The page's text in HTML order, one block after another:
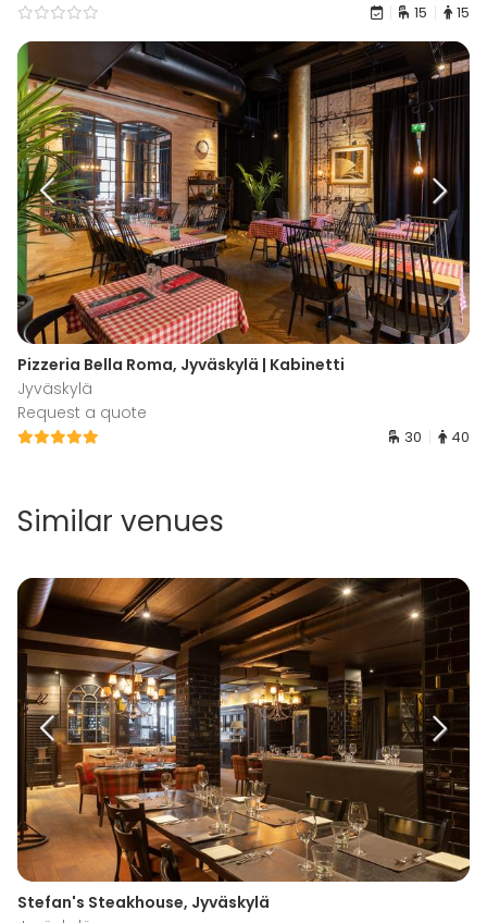
15 15
Pizzeria Bella Roma, Jyväskylä | Kabinetti
Jyväskylä
Request a quote
30 40
Similar venues
Stefan's Steakhouse, Jyväskylä